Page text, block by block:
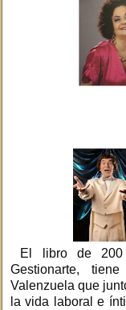
El libro de 200
Gestionarte,
Valenzuela que
la vida laboral e